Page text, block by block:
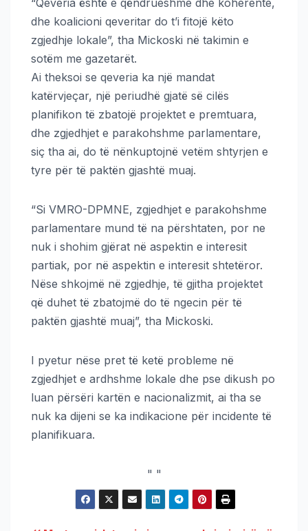
dhe koalicioni qeveritar do t’i fitojë këto
zgjedhje lokale”, tha Mickoski në takimin e
sotëm me gazetarët.
Ai theksoi se qeveria ka një mandat
katërvjeçar, një periudhë gjatë së cilës
planifikon të zbatojë projektet e premtuara,
dhe zgjedhjet e parakohshme parlamentare,
siç tha ai, do të nënkuptojnë vetëm shtyrjen e
tyre për të paktën gjashtë muaj.
“Si VMRO-DPMNE, zgjedhjet e parakohshme
parlamentare mund të na përshtaten, por ne
nuk i shohim gjërat në aspektin e interesit
partiak, por në aspektin e interesit shtetëror.
Nëse shkojmë në zgjedhje, të gjitha projektet
që duhet të zbatojmë do të ngecin për të
paktën gjashtë muaj”, tha Mickoski.
I pyetur nëse pret të ketë probleme në
zgjedhjet e ardhshme lokale dhe pse dikush po
luan përsëri kartën e nacionalizmit, ai tha se
nuk ka dijeni se ka indikacione për incidente të
planifikuara.
" "